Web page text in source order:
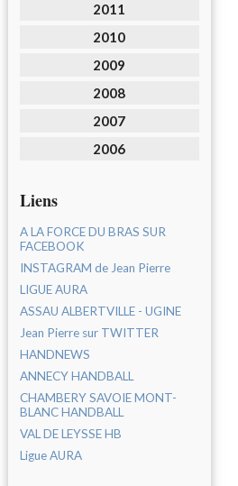
2011
2010
2009
2008
2007
2006
Liens
A LA FORCE DU BRAS SUR
FACEBOOK
INSTAGRAM de Jean Pierre
LIGUE AURA
ASSAU ALBERTVILLE - UGINE
Jean Pierre sur TWITTER
HANDNEWS
ANNECY HANDBALL
CHAMBERY SAVOIE MONT-
BLANC HANDBALL
VAL DE LEYSSE HB
Ligue AURA